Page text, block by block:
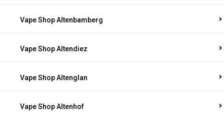
Vape Shop Altenbamberg
Vape Shop Altendiez
Vape Shop Altenglan
Vape Shop Altenhof